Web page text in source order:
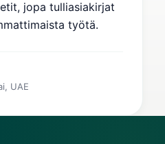
jopa tulliasiakirjat
työtä.
UAE